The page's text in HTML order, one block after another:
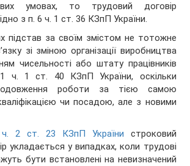
умовах, то трудовий договір
з п. 6 ч. 1 ст. 36 КЗпП України.
підстав за своїм змістом не тотожне
зі зміною організації виробництва
чисельності або штату працівників
ч. 1 ст. 40 КЗпП України, оскільки
роботи за тією самою
чи посадою, але з новими
ч. 2 ст. 23 КЗпП України строковий
укладається у випадках, коли трудові
бути встановлені на невизначений